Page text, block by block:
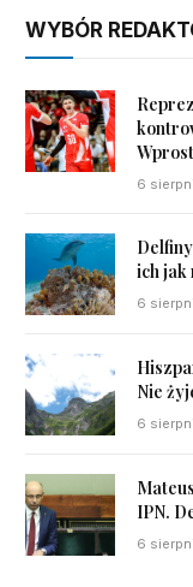
WYBÓR
Wprost
6
ich jak
6
Nie
6
IPN.
6